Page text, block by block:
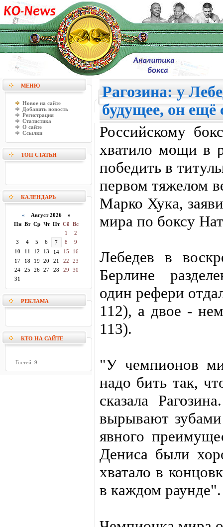
МЕНЮ
Новое на сайте
Добавить новость
Регистрация
Статистика
О сайте
Ссылки
ТОП СТАТЬИ
КАЛЕНДАРЬ
« Август 2026 »
Пн Вт Ср Чт Пт Сб Вс
1
2
3
4 5 6 7 8
9
10
11 12 13 14 15
16
17
18 19 20 21 22
23
24
25 26 27 28 29
30
31
РЕКЛАМА
КТО НА САЙТЕ
Гостей: 9
Рагозина: у
будущее, он ещё
Российскому
хватило мощи в
победить в
первом тяжелом
Марко Хука,
мира по боксу
Лебедев в
Берлине
один рефери
112), а двое -
113).
"У чемпионов
надо бить так,
сказала
вырывают
явного
Дениса были
хватало в
в каждом раунде".